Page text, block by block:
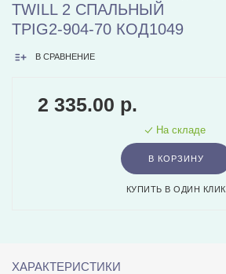
TWILL 2 СПАЛЬНЫЙ
TPIG2-904-70 КОД1049
В СРАВНЕНИЕ
2 335.00 р.
На складе
В КОРЗИНУ
КУПИТЬ В ОДИН КЛИК
ХАРАКТЕРИСТИКИ